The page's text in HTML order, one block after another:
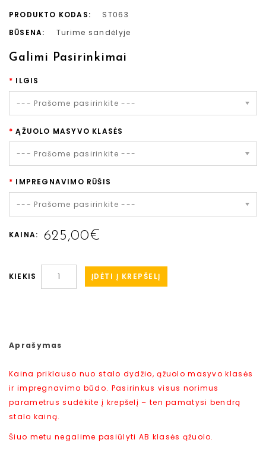
PRODUKTO KODAS:
ST063
BŪSENA:
Turime sandėlyje
Galimi Pasirinkimai
ILGIS
--- Prašome pasirinkite ---
ĄŽUOLO MASYVO KLASĖS
--- Prašome pasirinkite ---
IMPREGNAVIMO RŪŠIS
--- Prašome pasirinkite ---
KAINA: 625,00€
KIEKIS ĮDĖTI Į KREPŠELĮ
Aprašymas
Kaina priklauso nuo stalo dydžio, ąžuolo masyvo klasės
ir impregnavimo būdo. Pasirinkus visus norimus
parametrus sudėkite į krepšelį – ten pamatysi bendrą
stalo kainą.
Šiuo metu negalime pasiūlyti AB klasės ąžuolo.